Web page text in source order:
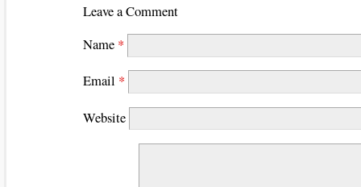
Leave a Comment
Name *
Email *
Website